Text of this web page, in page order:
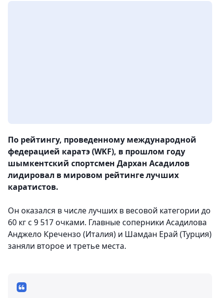
По рейтингу, проведенному международной
федерацией каратэ (WKF), в прошлом году
шымкентский спортсмен Дархан Асадилов
лидировал в мировом рейтинге лучших
каратистов.
Он оказался в числе лучших в весовой категории до
60 кг с 9 517 очками. Главные соперники Асадилова
Анджело Кречензо (Италия) и Шамдан Ерай (Турция)
заняли второе и третье места. ⠀